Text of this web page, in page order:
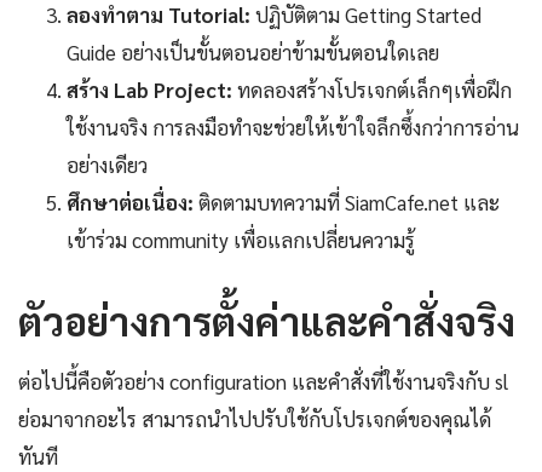
ลองทำตาม Tutorial: ปฏิบัติตาม Getting Started
Guide อย่างเป็นขั้นตอนอย่าข้ามขั้นตอนใดเลย
สร้าง Lab Project: ทดลองสร้างโปรเจกต์เล็กๆเพื่อฝึก
ใช้งานจริง การลงมือทำจะช่วยให้เข้าใจลึกซึ้งกว่าการอ่าน
อย่างเดียว
ศึกษาต่อเนื่อง: ติดตามบทความที่ SiamCafe.net และ
เข้าร่วม community เพื่อแลกเปลี่ยนความรู้
ตัวอย่างการตั้งค่าและคำสั่งจริง
ต่อไปนี้คือตัวอย่าง configuration และคำสั่งที่ใช้งานจริงกับ sl
ย่อมาจากอะไร สามารถนำไปปรับใช้กับโปรเจกต์ของคุณได้
ทันที